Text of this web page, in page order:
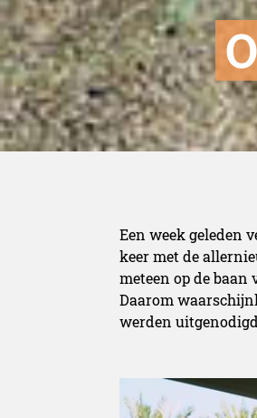
Een week geleden
keer met de
meteen op de
Daarom
werden